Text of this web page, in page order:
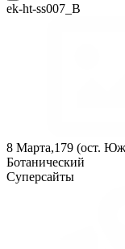
ek-ht-ss007_В
8 Марта,179 (ост.
Ботанический
Суперсайты